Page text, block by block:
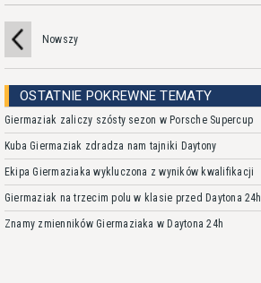
Nowszy
OSTATNIE POKREWNE TEMATY
Giermaziak zaliczy szósty sezon w Porsche Supercup
Kuba Giermaziak zdradza nam tajniki Daytony
Ekipa Giermaziaka wykluczona z wyników kwalifikacji
Giermaziak na trzecim polu w klasie przed Daytona 24h
Znamy zmienników Giermaziaka w Daytona 24h